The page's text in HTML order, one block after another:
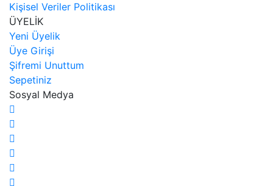
Kişisel Veriler Politikası
ÜYELİK
Yeni Üyelik
Üye Girişi
Şifremi Unuttum
Sepetiniz
Sosyal Medya